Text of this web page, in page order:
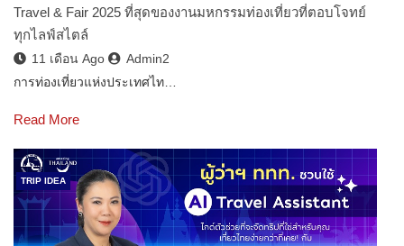
Travel & Fair 2025 ที่สุดของงานมหกรรมท่องเที่ยวที่ตอบโจทย์
ทุกไลฟ์สไตล์
11 เดือน Ago
Admin2
การท่องเที่ยวแห่งประเทศไท…
Read More
TRIP IDEA